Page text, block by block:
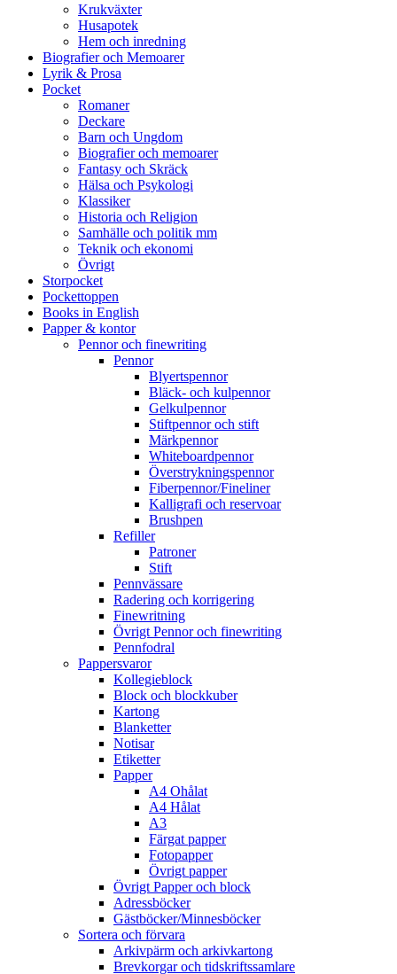
Krukväxter
Husapotek
Hem och inredning
Biografier och Memoarer
Lyrik & Prosa
Pocket
Romaner
Deckare
Barn och Ungdom
Biografier och memoarer
Fantasy och Skräck
Hälsa och Psykologi
Klassiker
Historia och Religion
Samhälle och politik mm
Teknik och ekonomi
Övrigt
Storpocket
Pockettoppen
Books in English
Papper & kontor
Pennor och finewriting
Pennor
Blyertspennor
Bläck- och kulpennor
Gelkulpennor
Stiftpennor och stift
Märkpennor
Whiteboardpennor
Överstrykningspennor
Fiberpennor/Fineliner
Kalligrafi och reservoar
Brushpen
Refiller
Patroner
Stift
Pennvässare
Radering och korrigering
Finewritning
Övrigt Pennor och finewriting
Pennfodral
Pappersvaror
Kollegieblock
Block och blockkuber
Kartong
Blanketter
Notisar
Etiketter
Papper
A4 Ohålat
A4 Hålat
A3
Färgat papper
Fotopapper
Övrigt papper
Övrigt Papper och block
Adressböcker
Gästböcker/Minnesböcker
Sortera och förvara
Arkivpärm och arkivkartong
Brevkorgar och tidskriftssamlare